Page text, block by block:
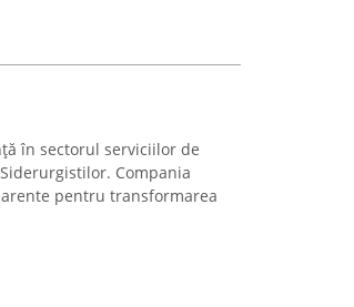
în sectorul serviciilor de
Compania
pentru transformarea